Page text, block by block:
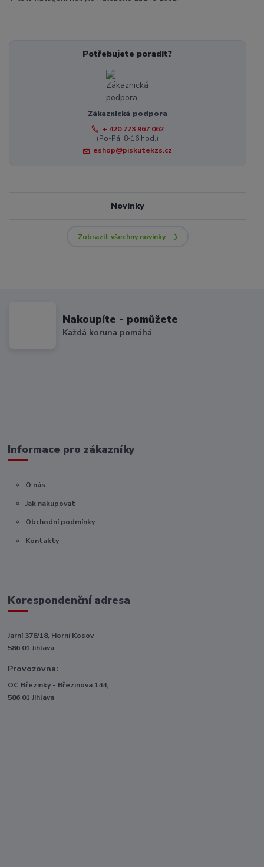
Potřebujete poradit?
Zákaznická podpora
+ 420 773 967 062
(Po-Pá, 8-16 hod.)
eshop@piskutekzs.cz
Novinky
Zobrazit všechny novinky
Nakoupíte - pomůžete
Každá koruna pomáhá
Informace pro zákazníky
O nás
Jak nakupovat
Obchodní podmínky
Kontakty
Korespondenční adresa
Jarní 378/18, Horní Kosov
586 01 Jihlava
Provozovna:
OC Březinky - Březinova 144,
586 01 Jihlava